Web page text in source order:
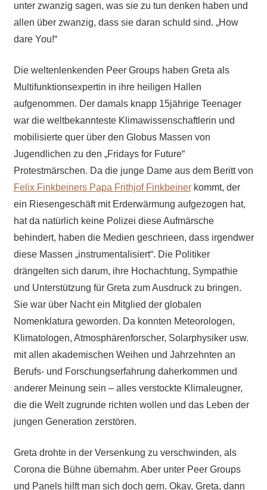
unter zwanzig sagen, was sie zu tun denken haben und
allen über zwanzig, dass sie daran schuld sind. „How
dare You!“
Die weltenlenkenden Peer Groups haben Greta als
Multifunktionsexpertin in ihre heiligen Hallen
aufgenommen. Der damals knapp 15jährige Teenager
war die weltbekannteste Klimawissenschaftlerin und
mobilisierte quer über den Globus Massen von
Jugendlichen zu den „Fridays for Future“
Protestmärschen. Da die junge Dame aus dem Beritt von
Felix Finkbeiners Papa Frithjof Finkbeinerkommt, der
ein Riesengeschäft mit Erderwärmung aufgezogen hat,
hat da natürlich keine Polizei diese Aufmärsche
behindert, haben die Medien geschrieen, dass irgendwer
diese Massen „instrumentalisiert“. Die Politiker
drängelten sich darum, ihre Hochachtung, Sympathie
und Unterstützung für Greta zum Ausdruck zu bringen.
Sie war über Nacht ein Mitglied der globalen
Nomenklatura geworden. Da konnten Meteorologen,
Klimatologen, Atmosphärenforscher, Solarphysiker usw.
mit allen akademischen Weihen und Jahrzehnten an
Berufs- und Forschungserfahrung daherkommen und
anderer Meinung sein – alles verstockte Klimaleugner,
die die Welt zugrunde richten wollen und das Leben der
jungen Generation zerstören.
Greta drohte in der Versenkung zu verschwinden, als
Corona die Bühne übernahm. Aber unter Peer Groups
und Panels hilft man sich doch gern. Okay, Greta, dann